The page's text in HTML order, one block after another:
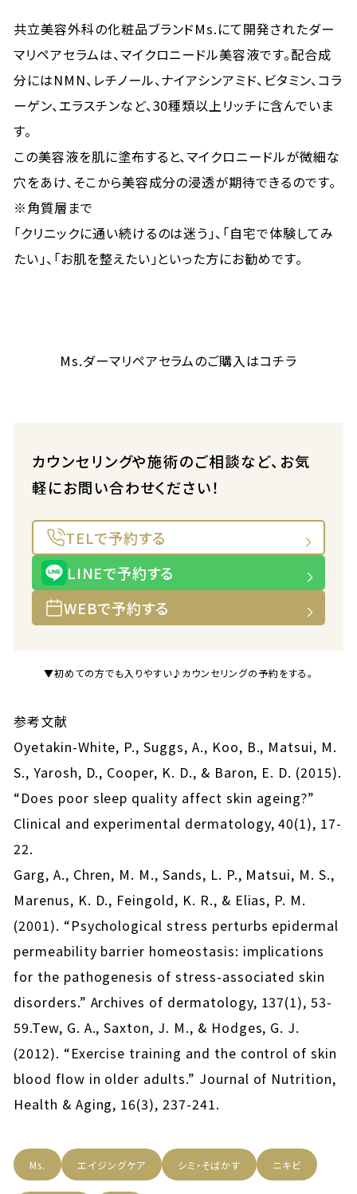
共立美容外科の化粧品ブランドMs.にて開発されたダー
マリペアセラムは、マイクロニードル美容液です。配合成
分にはNMN、レチノール、ナイアシンアミド、ビタミン、コラ
ーゲン、エラスチンなど、30種類以上リッチに含んでいま
す。
この美容液を肌に塗布すると、マイクロニードルが微細な
穴をあけ、そこから美容成分の浸透が期待できるのです。
※角質層まで
「クリニックに通い続けるのは迷う」、「自宅で体験してみ
たい」、「お肌を整えたい」といった方にお勧めです。
Ms.ダーマリペアセラムのご購入はコチラ
カウンセリングや施術のご相談など、お気
軽にお問い合わせください！
TELで予約する
LINEで予約する
WEBで予約する
▼初めての方でも入りやすい♪カウンセリングの予約をする。
参考文献
Oyetakin-White, P., Suggs, A., Koo, B., Matsui, M.
S., Yarosh, D., Cooper, K. D., & Baron, E. D. (2015).
“Does poor sleep quality affect skin ageing?”
Clinical and experimental dermatology, 40(1), 17-
22.
Garg, A., Chren, M. M., Sands, L. P., Matsui, M. S.,
Marenus, K. D., Feingold, K. R., & Elias, P. M.
(2001). “Psychological stress perturbs epidermal
permeability barrier homeostasis: implications
for the pathogenesis of stress-associated skin
disorders.” Archives of dermatology, 137(1), 53-
59.Tew, G. A., Saxton, J. M., & Hodges, G. J.
(2012). “Exercise training and the control of skin
blood flow in older adults.” Journal of Nutrition,
Health & Aging, 16(3), 237-241.
Ms. エイジングケア シミ・そばかす ニキビ